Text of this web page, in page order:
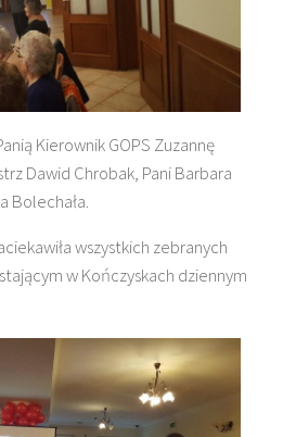
Kierownik GOPS Zuzannę
Dawid Chrobak, Pani Barbara
Bolechała.
wszystkich zebranych
w Kończyskach dziennym